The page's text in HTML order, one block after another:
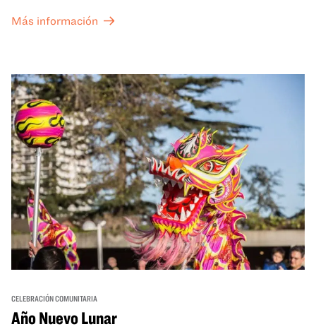
Más información
CELEBRACIÓN COMUNITARIA
Año Nuevo Lunar